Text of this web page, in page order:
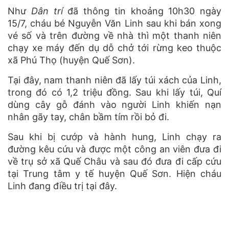
Như Dân tríđã thông tin khoảng 10h30 ngày
15/7, cháu bé Nguyễn Văn Linh sau khi bán xong
vé số và trên đường về nhà thì một thanh niên
chạy xe máy đến dụ dỗ chở tới rừng keo thuộc
xã Phú Thọ (huyện Quế Sơn).
Tại đây, nam thanh niên đã lấy túi xách của Linh,
trong đó có 1,2 triệu đồng. Sau khi lấy túi, Quí
dùng cây gỗ đánh vào người Linh khiến nạn
nhân gãy tay, chân bầm tím rồi bỏ đi.
Sau khi bị cướp và hành hung, Linh chạy ra
đường kêu cứu và được một công an viên đưa đi
về trụ sở xã Quế Châu và sau đó đưa đi cấp cứu
tại Trung tâm y tế huyện Quế Sơn. Hiện cháu
Linh đang điều trị tại đây.